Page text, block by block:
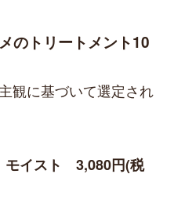
のトリートメント10
観に基づいて選定され
モイスト 3,080円(税